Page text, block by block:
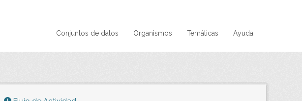
Conjuntos de datos Organismos Temáticas Ayuda